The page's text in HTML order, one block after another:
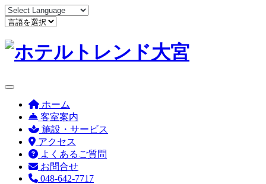
ホーム
客室案内
施設・サービス
アクセス
よくあるご質問
お問合せ
048-642-7717